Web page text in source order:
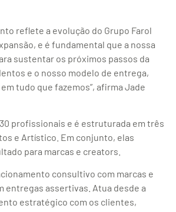
reflete a evolução do Grupo Farol
e é fundamental que a nossa
sustentar os próximos passos da
e o nosso modelo de entrega,
tudo que fazemos”, afirma Jade
profissionais e é estruturada em três
e Artístico. Em conjunto, elas
para marcas e creators.
consultivo com marcas e
entregas assertivas. Atua desde a
estratégico com os clientes,